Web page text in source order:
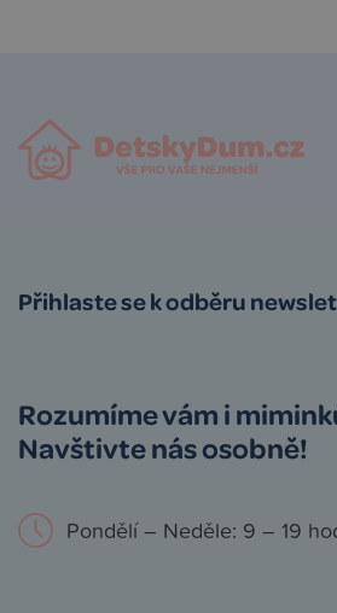
Přihlaste se k odběru
Rozumíme vám i
Navštivte nás osobně!
Pondělí – Neděle: 9 – 19